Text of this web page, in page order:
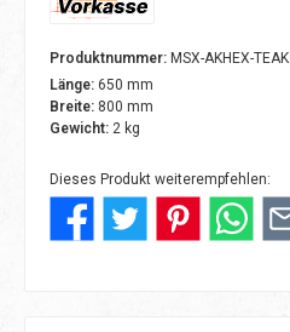
Produktnummer: MSX-AKHEX-TEAK
Länge: 650 mm
Breite: 800 mm
Gewicht: 2 kg
Dieses Produkt weiterempfehlen: